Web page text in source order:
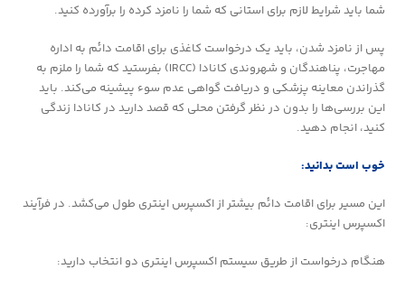
شما باید شرایط لازم برای استانی که شما را نامزد کرده را برآورده کنید.
پس از نامزد شدن، باید یک درخواست کاغذی برای اقامت دائم به اداره
مهاجرت، پناهندگان و شهروندی کانادا (IRCC) بفرستید که شما را ملزم به
گذراندن معاینه پزشکی و دریافت گواهی عدم سوء پیشینه می‌کند. باید
این بررسی‌ها را بدون در نظر گرفتن محلی که قصد دارید در کانادا زندگی
کنید، انجام دهید.
خوب است بدانید:
این مسیر برای اقامت دائم بیشتر از اکسپرس اینتری طول می‌کشد. در فرآیند
اکسپرس اینتری:
هنگام درخواست از طریق سیستم اکسپرس اینتری دو انتخاب دارید: